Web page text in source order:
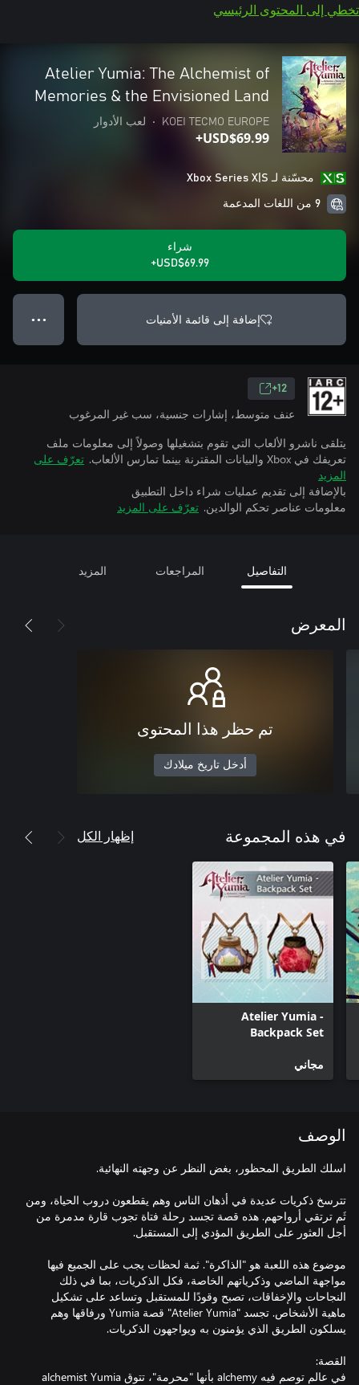
تخطي إلى المحتوى الرئيسي
Atelier Yumia: The Alchemist of
Memories & the Envisioned Land
KOEI TECMO EUROPE
• لعب الأدوار
USD$69.99+
محسّنة لـ Xbox Series X|S
9 من اللغات المدعمة
شراء
USD$69.99+
إضافة إلى قائمة الأمنيات ● ● ●
12+
عنف متوسط، إشارات جنسية، سب غير المرغوب
يتلقى ناشرو الألعاب التي تقوم بتشغيلها وصولاً إلى معلومات ملف
تعريفك في Xbox والبيانات المقترنة بينما تمارس الألعاب.
تعرّف على
المزيد
بالإضافة إلى تقديم عمليات شراء داخل التطبيق
معلومات عناصر تحكم الوالدين. تعرّف على المزيد
التفاصيل المراجعات المزيد
المعرض
تم حظر هذا المحتوى
أدخل تاريخ ميلادك
في هذه المجموعة إظهار الكل
Atelier Yumia -
Backpack Set
مجاني
الوصف
تترسخ ذكريات عديدة في أذهان الناس وهم يقطعون دروب الحياة، ومن
ثَم ترتقي أرواحهم. هذه قصة تجسد رحلة فتاة تجوب قارة مدمرة من
موضوع هذه اللعبة هو "الذاكرة". ثمة لحظات يجب على الجميع فيها
مواجهة الماضي وذكرياتهم الخاصة، فكل الذكريات، بما في ذلك
النجاحات والإخفاقات، تصبح وقودًا للمستقبل وتساعد على تشكيل
ماهية الأشخاص. تجسد "Atelier Yumia" قصة Yumia ورفاقها وهم
في عالم توصم فيه alchemy بأنها "محرمة"، تتوق alchemist Yumia